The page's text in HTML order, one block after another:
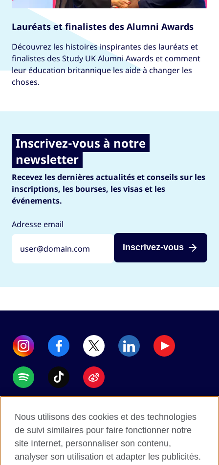
Lauréats et finalistes des Alumni Awards
Découvrez les histoires inspirantes des lauréats et
finalistes des Study UK Alumni Awards et comment
leur éducation britannique les aide à changer les
choses.
Inscrivez-vous à notre
newsletter
Recevez les dernières actualités et conseils sur les
inscriptions, les bourses, les visas et les
événements.
Adresse email
Inscrivez-vous
Data protection
Terms of use
Cookies
Nous utilisons des cookies et des technologies
de suivi similaires pour faire fonctionner notre
site Internet, personnaliser son contenu,
analyser son utilisation et adapter les publicités.